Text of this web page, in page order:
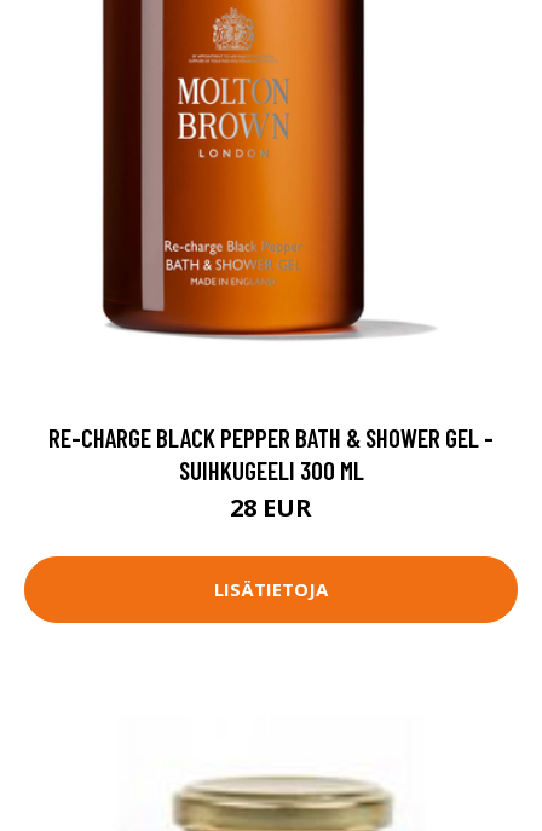
RE-CHARGE BLACK PEPPER BATH & SHOWER GEL -
SUIHKUGEELI 300 ML
28 EUR
LISÄTIETOJA